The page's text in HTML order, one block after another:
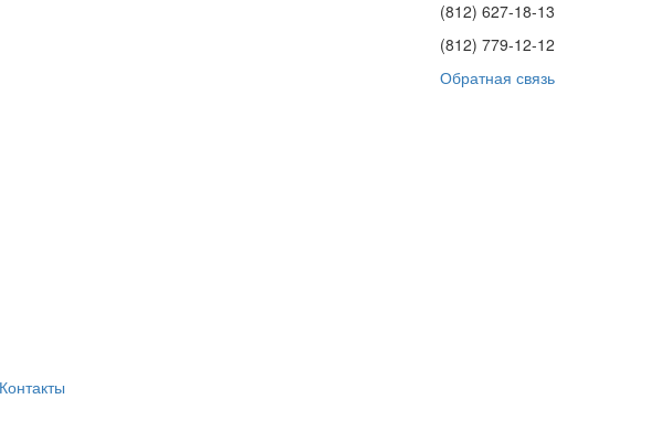
(812) 627-18-13
(812) 779-12-12
Обратная связь
Контакты